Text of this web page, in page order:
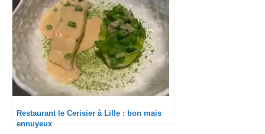
Restaurant le Cerisier à Lille : bon mais
ennuyeux